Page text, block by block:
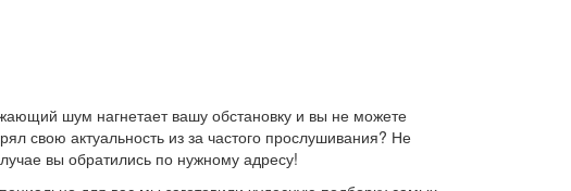
шум нагнетает вашу обстановку и вы не можете
свою актуальность из за частого прослушивания? Не
вы обратились по нужному адресу!